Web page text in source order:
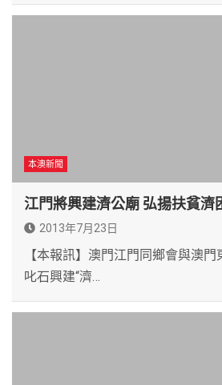
本澳新聞
江門將興建濟公廟 弘揚扶貧濟
2013年7月23日
【本報訊】澳門江門同鄉會與澳
叱石興建“濟…